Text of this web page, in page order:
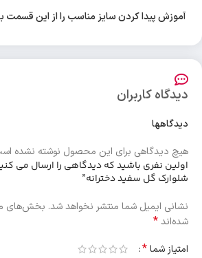
آموزش پیدا کردن سایز مناسب را از این قسمت
دیدگاه کاربران
دیدگاهها
هیچ دیدگاهی برای این محصول نوشته نشده
اولین نفری باشید که دیدگاهی را ارسال می
شلوارک گل سفید دخترانه”
نشانی ایمیل شما منتشر نخواهد شد. بخش‌های
شده‌اند*
امتیاز شما*